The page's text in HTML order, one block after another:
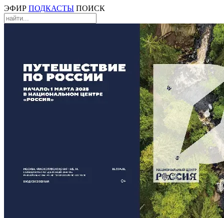
ЭФИР ПОДКАСТЫ ПОИСК